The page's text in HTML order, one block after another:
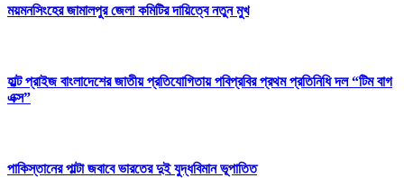
ময়মনসিংহের জামালপুর জেলা কমিটির দায়িত্বে নতুন মুখ
হাল্ট প্রাইজ বাংলাদেশের জাতীয় প্রতিযোগিতায় পবিপ্রবির প্রথম প্রতিনিধি দল “টিম বাগ
এক্স”
পাকিস্তানের পাল্টা জবাবে ভারতের দুই যুদ্ধবিমান ভূপাতিত